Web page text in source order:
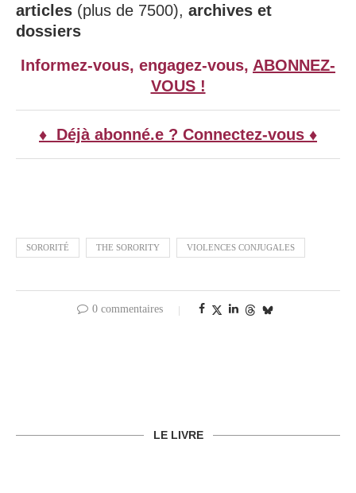
articles (plus de 7500), archives et
dossiers
Informez-vous, engagez-vous, ABONNEZ-
VOUS !
♦ Déjà abonné.e ? Connectez-vous ♦
SORORITÉ THE SORORITY VIOLENCES CONJUGALES
0 commentaires
LE LIVRE